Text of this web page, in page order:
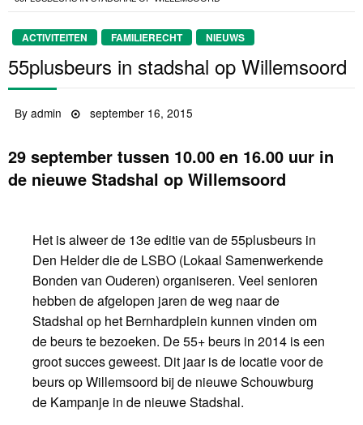
ACTIVITEITEN FAMILIERECHT NIEUWS
55plusbeurs in stadshal op Willemsoord
Byadmin
Posted
september 16, 2015
29 september tussen 10.00 en 16.00 uur in
de nieuwe Stadshal op Willemsoord
Het is alweer de 13e editie van de 55plusbeurs in
Den Helder die de LSBO (Lokaal Samenwerkende
Bonden van Ouderen) organiseren. Veel senioren
hebben de afgelopen jaren de weg naar de
Stadshal op het Bernhardplein kunnen vinden om
de beurs te bezoeken. De 55+ beurs in 2014 is een
groot succes geweest. Dit jaar is de locatie voor de
beurs op Willemsoord bij de nieuwe Schouwburg
de Kampanje in de nieuwe Stadshal.